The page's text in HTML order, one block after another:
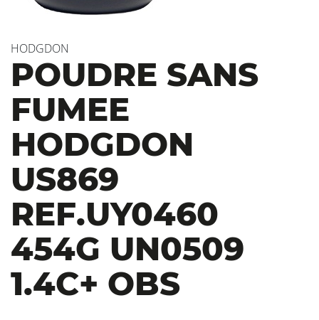
HODGDON
POUDRE SANS
FUMEE
HODGDON
US869
REF.UY0460
454G UN0509
1.4C+ OBS